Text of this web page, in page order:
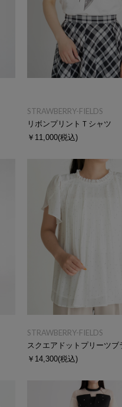
STRAWBERRY-FIELDS
リボンプリントＴシャツ
￥11,000(税込)
STRAWBERRY-FIELDS
スクエアドットプリーツブ
￥14,300(税込)